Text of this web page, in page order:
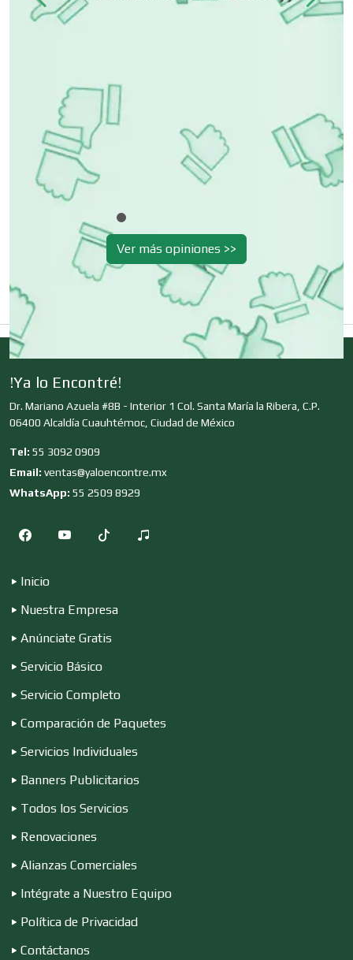
Dermatólogos
Desarrollo de Software
Desperdicios Industriales
Dulcerías
Electricidad y Plomería
Elevadores y Ascensores
Empaques y Embalajes
Empresas de Limpieza
Energía Solar
Ver más opiniones >>
!Ya lo Encontré!
Dr. Mariano Azuela #8B - Interior 1 Col. Santa María la Ribera, C.P.
06400 Alcaldía Cuauhtémoc, Ciudad de México
Tel: 55 3092 0909
Email: ventas@yaloencontre.mx
WhatsApp: 55 2509 8929
Inicio
Nuestra Empresa
Anúnciate Gratis
Servicio Básico
Servicio Completo
Comparación de Paquetes
Servicios Individuales
Banners Publicitarios
Todos los Servicios
Renovaciones
Alianzas Comerciales
Intégrate a Nuestro Equipo
Política de Privacidad
Contáctanos